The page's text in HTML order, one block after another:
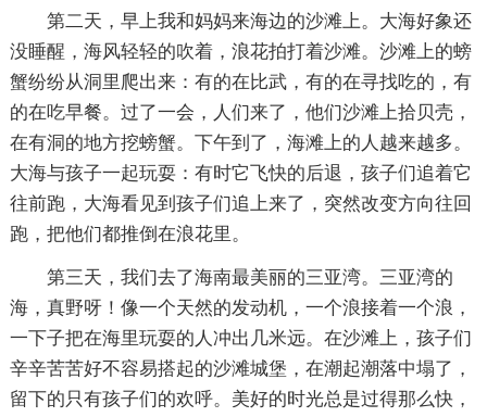
第二天，早上我和妈妈来海边的沙滩上。大海好象还
没睡醒，海风轻轻的吹着，浪花拍打着沙滩。沙滩上的螃
蟹纷纷从洞里爬出来：有的在比武，有的在寻找吃的，有
的在吃早餐。过了一会，人们来了，他们沙滩上拾贝壳，
在有洞的地方挖螃蟹。下午到了，海滩上的人越来越多。
大海与孩子一起玩耍：有时它飞快的后退，孩子们追着它
往前跑，大海看见到孩子们追上来了，突然改变方向往回
跑，把他们都推倒在浪花里。
第三天，我们去了海南最美丽的三亚湾。三亚湾的
海，真野呀！像一个天然的发动机，一个浪接着一个浪，
一下子把在海里玩耍的人冲出几米远。在沙滩上，孩子们
辛辛苦苦好不容易搭起的沙滩城堡，在潮起潮落中塌了，
留下的只有孩子们的欢呼。美好的时光总是过得那么快，